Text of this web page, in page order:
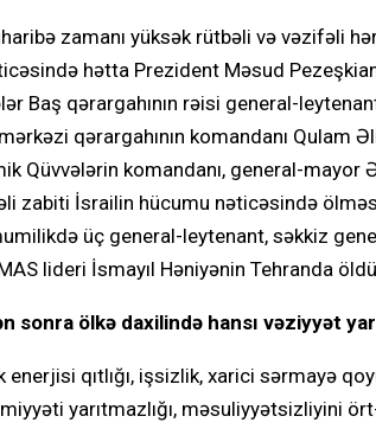
zamanı yüksək rütbəli və vəzifəli
hətta Prezident Məsud
Baş qərargahının rəisi general-
qərargahının komandanı Qulam
Qüvvələrin komandanı, general-
zabiti İsrailin hücumu nəticəsində
üç general-leytenant, səkkiz
lideri İsmayıl Həniyənin Tehranda
sonra ölkə daxilində hansı vəziyyət
enerjisi qıtlığı, işsizlik, xarici sərmayə
yarıtmazlığı, məsuliyyətsizliyini